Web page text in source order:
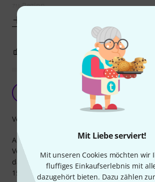
Mit Liebe serviert!
Mit unseren Cookies möchten wir
fluffiges Einkaufserlebnis mit
dazugehört bieten. Dazu zählen
zu Beginn
BEWERTUNG MELDEN
DanielReichkids
Als der Plan aufkam mir in meinem
Vocalbooth einzurichten, kam ich schnell
dass aufgrund meines begrenzten Budgets
150€) eine DIY-Lösung her muss.
Verarbeitung